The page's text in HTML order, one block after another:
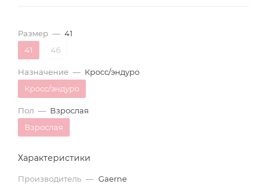
Размер — 41
41
46
Назначение — Кросс/эндуро
Кросс/эндуро
Пол — Взрослая
Взрослая
Характеристики
Производитель — Gaerne